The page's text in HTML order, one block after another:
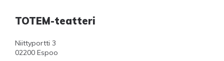
TOTEM-teatteri
Niittyportti 3
02200 Espoo